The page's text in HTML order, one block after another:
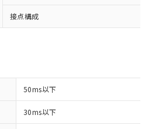
接点構成
50ms以下
30ms以下
いただき、同意のうえ
切り替える予定のある
RoHS指令（10物質）の
商品で、対応品を出す予